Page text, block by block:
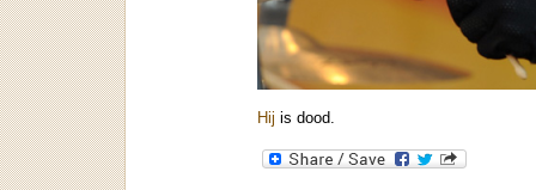
Hij is dood.